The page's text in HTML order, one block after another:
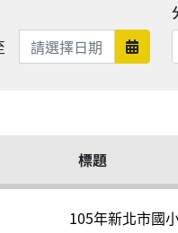
圍開始日期範圍結束 日期
標題
105年新北市國